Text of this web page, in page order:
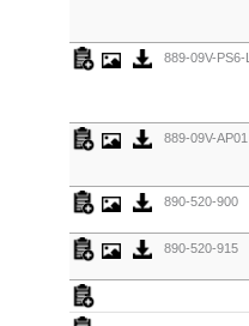
889-09V-PS6-L
889-09V-AP01
890-520-900
890-520-915